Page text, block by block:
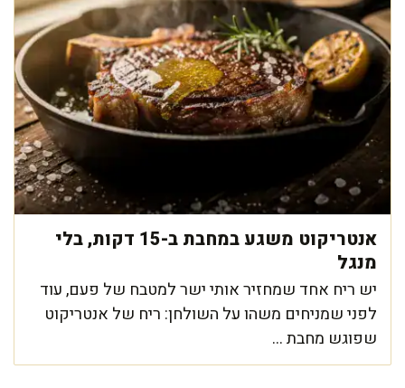
אנטריקוט משגע במחבת ב-15 דקות, בלי
מנגל
יש ריח אחד שמחזיר אותי ישר למטבח של פעם, עוד
לפני שמניחים משהו על השולחן: ריח של אנטריקוט
שפוגש מחבת ...